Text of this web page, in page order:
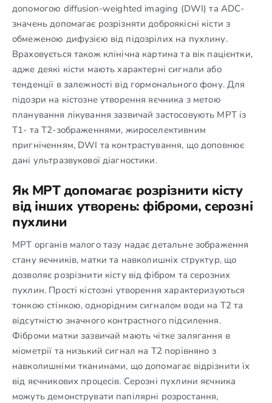
допомогою diffusion-weighted imaging (DWI) та ADC-
значень допомагає розрізняти доброякісні кісти з
обмеженою дифузією від підозрілих на пухлину.
Враховується також клінічна картина та вік пацієнтки,
адже деякі кісти мають характерні сигнали або
тенденції в залежності від гормонального фону. Для
підозри на кістозне утворення яєчника з метою
планування лікування зазвичай застосовують МРТ із
Т1- та Т2-зображеннями, жироселективним
пригніченням, DWI та контрастування, що доповнює
дані ультразвукової діагностики.
Як МРТ допомагає розрізнити кісту
від інших утворень: фіброми, серозні
пухлини
МРТ органів малого тазу надає детальне зображення
стану яєчників, матки та навколишніх структур, що
дозволяє розрізнити кісту від фібром та серозних
пухлин. Прості кістозні утворення характеризуються
тонкою стінкою, однорідним сигналом води на T2 та
відсутністю значного контрастного підсилення.
Фіброми матки зазвичай мають чітке залягання в
міометрії та низький сигнал на T2 порівняно з
навколишніми тканинами, що допомагає відрізнити їх
від яєчникових процесів. Серозні пухлини яєчника
можуть демонструвати папілярні розростання,